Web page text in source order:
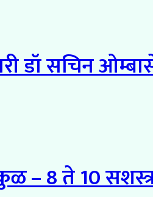
डॉ सचिन
– 8 ते 10